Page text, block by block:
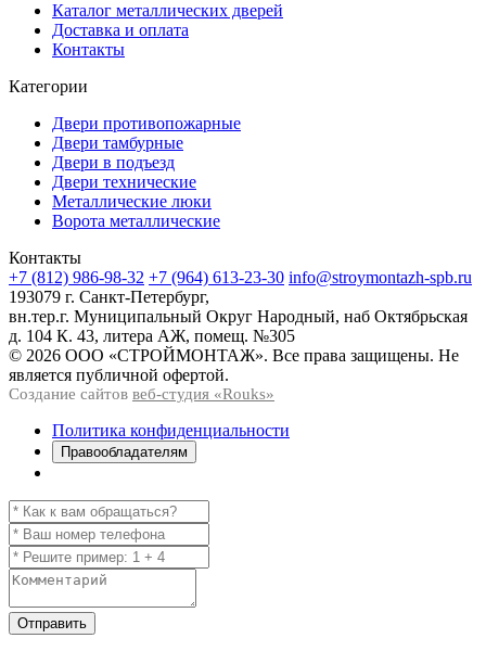
Каталог металлических дверей
Доставка и оплата
Контакты
Категории
Двери противопожарные
Двери тамбурные
Двери в подъезд
Двери технические
Металлические люки
Ворота металлические
Контакты
+7 (812) 986-98-32 +7 (964) 613-23-30 info@stroymontazh-spb.ru
193079 г. Санкт-Петербург,
вн.тер.г. Муниципальный Округ Народный, наб Октябрьская
д. 104 К. 43, литера АЖ, помещ. №305
© 2026 ООО «СТРОЙМОНТАЖ». Все права защищены. Не
является публичной офертой.
Создание сайтов веб-студия «Rouks»
Политика конфиденциальности
Правообладателям
Отправить